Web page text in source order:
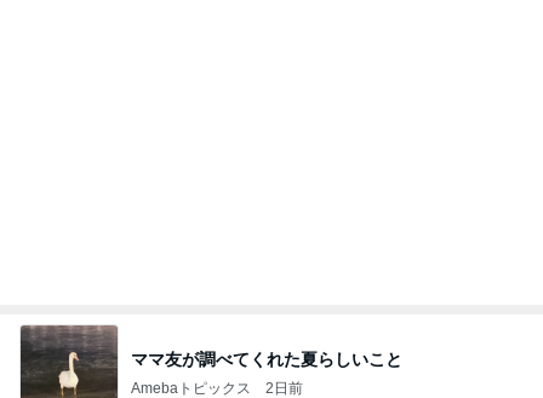
ママ友が調べてくれた夏らしいこと
Amebaトピックス 2日前